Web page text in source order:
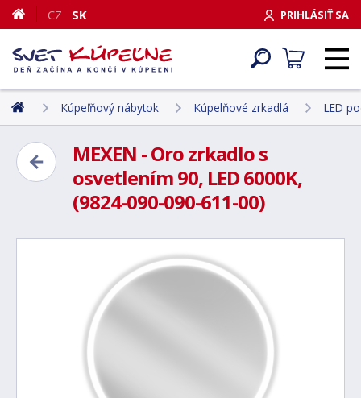
PRIHLÁSIŤ SA
CZ SK
Kúpeľňový nábytok Kúpelňové zrkadlá LED
MEXEN - Oro zrkadlo s
osvetlením 90, LED 6000K,
(9824-090-090-611-00)